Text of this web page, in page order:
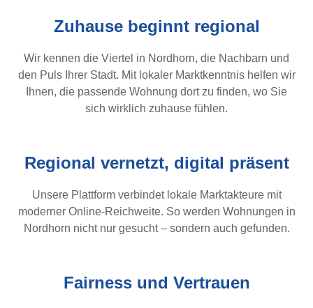
Zuhause beginnt regional
Wir kennen die Viertel in Nordhorn, die Nachbarn und
den Puls Ihrer Stadt. Mit lokaler Marktkenntnis helfen wir
Ihnen, die passende Wohnung dort zu finden, wo Sie
sich wirklich zuhause fühlen.
Regional vernetzt, digital präsent
Unsere Plattform verbindet lokale Marktakteure mit
moderner Online-Reichweite. So werden Wohnungen in
Nordhorn nicht nur gesucht – sondern auch gefunden.
Fairness und Vertrauen